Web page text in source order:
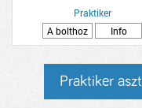
Praktiker
A bolthoz
Info
Praktiker